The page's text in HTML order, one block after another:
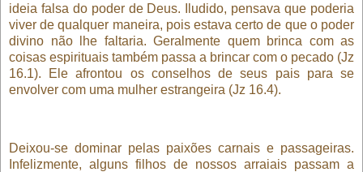
ideia falsa do poder de Deus. Iludido, pensava que poderia
viver de qualquer maneira, pois estava certo de que o poder
divino não lhe faltaria. Geralmente quem brinca com as
coisas espirituais também passa a brincar com o pecado (Jz
16.1). Ele afrontou os conselhos de seus pais para se
envolver com uma mulher estrangeira (Jz 16.4).
Deixou-se dominar pelas paixões carnais e passageiras.
Infelizmente, alguns filhos de nossos arraiais passam a